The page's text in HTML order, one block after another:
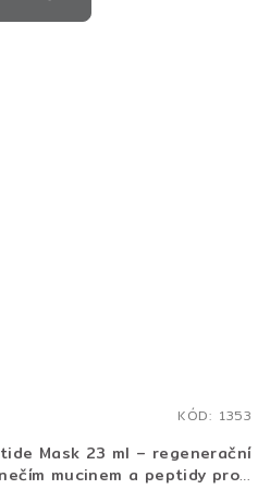
Mask 23 ml – regenerační
mucinem a peptidy pro
KÓD: 1353